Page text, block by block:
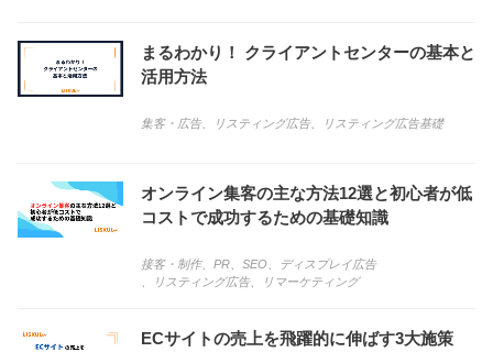
まるわかり！ クライアントセンターの基本と
活用方法
集客・広告、 リスティング広告、 リスティング広告基礎
オンライン集客の主な方法12選と初心者が低
コストで成功するための基礎知識
接客・制作、 PR SEO
ディスプレイ広告
リスティング広告、 リマーケティング
ECサイトの売上を飛躍的に伸ばす3大施策